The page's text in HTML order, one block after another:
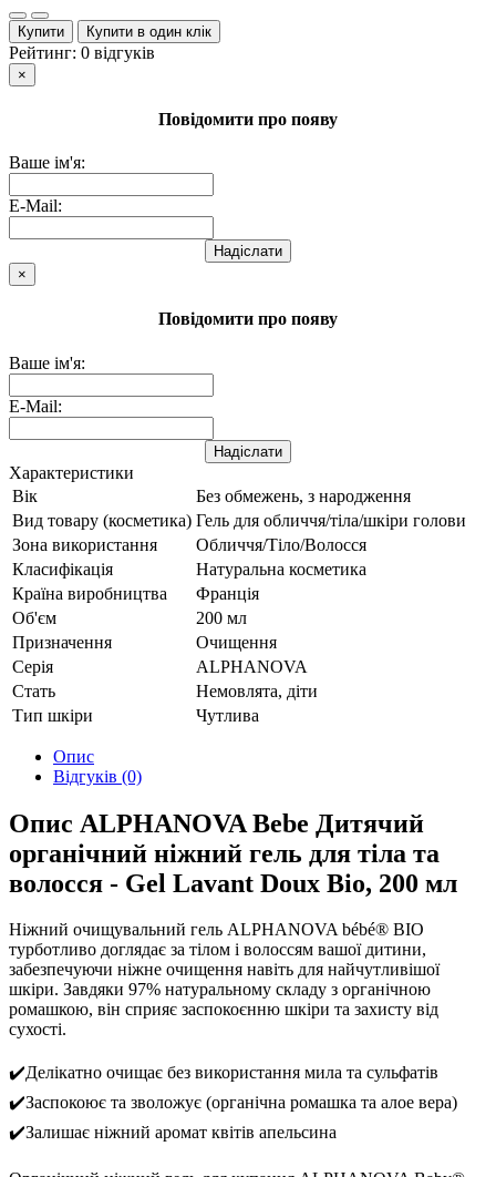
Купити Купити в один клік
Рейтинг: 0 відгуків
×
Повідомити про появу
Ваше ім'я:
E-Mail:
Надіслати
×
Повідомити про появу
Ваше ім'я:
E-Mail:
Надіслати
Характеристики
Вік
Без обмежень, з народження
Вид товару (косметика) Гель для обличчя/тіла/шкіри голови
Зона використання
Обличчя/Тіло/Волосся
Класифікація
Натуральна косметика
Країна виробництва
Франція
Об'єм
200 мл
Призначення
Очищення
Серія
ALPHANOVA
Стать
Немовлята, діти
Тип шкіри
Чутлива
Опис
Відгуків (0)
Опис ALPHANOVA Bebe Дитячий
органічний ніжний гель для тіла та
волосся - Gel Lavant Doux Bio, 200 мл
Ніжний очищувальний гель ALPHANOVA bébé® BIO
турботливо доглядає за тілом і волоссям вашої дитини,
забезпечуючи ніжне очищення навіть для найчутливішої
шкіри. Завдяки 97% натуральному складу з органічною
ромашкою, він сприяє заспокоєнню шкіри та захисту від
сухості.
✔️Делікатно очищає без використання мила та сульфатів
✔️Заспокоює та зволожує (органічна ромашка та алое вера)
✔️Залишає ніжний аромат квітів апельсина